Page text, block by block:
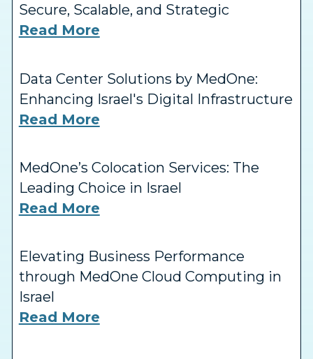
Secure, Scalable, and Strategic
Read More
Data Center Solutions by MedOne:
Enhancing Israel's Digital Infrastructure
Read More
MedOne’s Colocation Services: The
Leading Choice in Israel
Read More
Elevating Business Performance
through MedOne Cloud Computing in
Israel
Read More